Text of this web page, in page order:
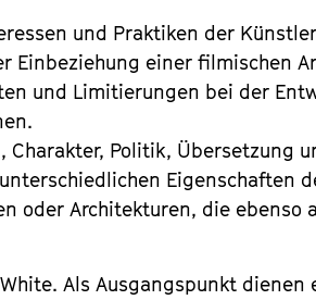
und Praktiken der Künstler
Einbeziehung einer filmischen
und Limitierungen bei der
Politik, Übersetzung
Eigenschaften
oder Architekturen, die ebenso
Als Ausgangspunkt dienen